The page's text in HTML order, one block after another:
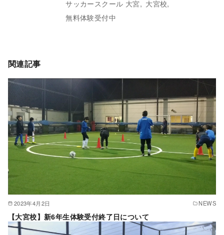
サッカースクール 大宮
大宮校
無料体験受付中
関連記事
2023年4月2日 NEWS
【大宮校】新6年生体験受付終了日について